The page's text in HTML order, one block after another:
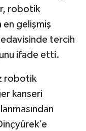
robotik
en gelişmiş
tercih
ifade etti.
robotik
kanseri